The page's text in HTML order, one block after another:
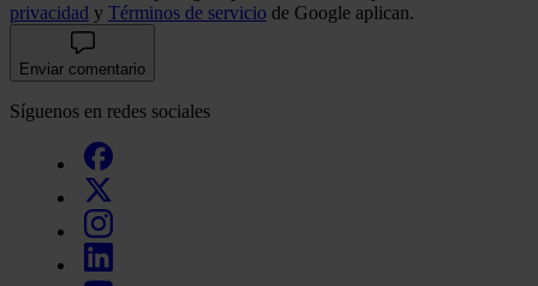
privacidad y Términos de servicio de Google aplican.
Enviar comentario
Síguenos en redes sociales